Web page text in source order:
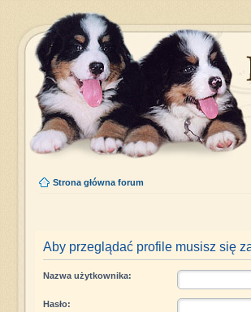
Strona główna forum
Aby przeglądać profile musisz się
Nazwa użytkownika:
Hasło: